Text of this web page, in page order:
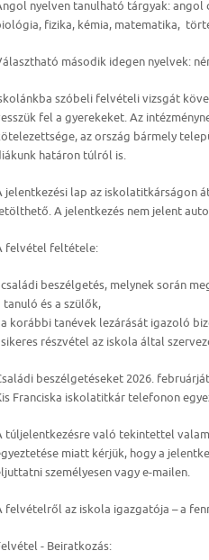
nyelven tanulható tárgyak:
fizika, kémia, matematika,
második idegen nyelvek:
szóbeli felvételi vizsgát
fel a gyerekeket. Az
az ország bármely
határon túlról is.
jelentkezési lap az iskolatitkárságon
A jelentkezés nem jelent
felvétel feltétele:
beszélgetés, melynek során
tanuló és a szülők,
korábbi tanévek lezárását igazoló
részvétel az iskola által
beszélgetéseket 2026.
Franciska iskolatitkár telefonon
túljelentkezésre való tekintettel
miatt kérjük, hogy a
személyesen vagy e-mailen.
felvételről az iskola igazgatója – a
- Beiratkozás: